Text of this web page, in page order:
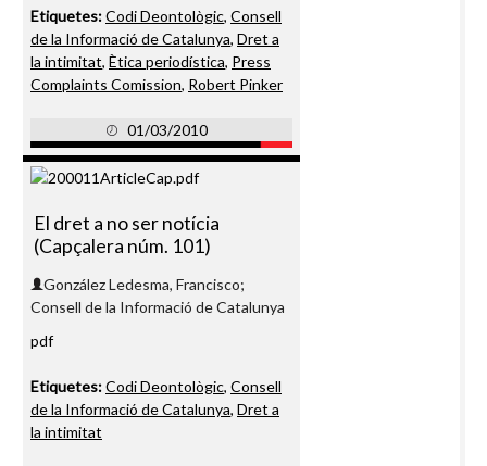
Etiquetes:Codi Deontològic, Consell
de la Informació de Catalunya, Dret a
la intimitat, Ètica periodística, Press
Complaints Comission, Robert Pinker
01/03/2010
El dret a no ser notícia
(Capçalera núm. 101)
González Ledesma, Francisco;
Consell de la Informació de Catalunya
pdf
Etiquetes:Codi Deontològic, Consell
de la Informació de Catalunya, Dret a
la intimitat